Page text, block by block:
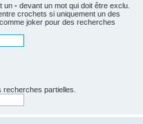
un - devant un mot qui doit être exclu.
crochets si uniquement un des
joker pour des recherches
partielles.